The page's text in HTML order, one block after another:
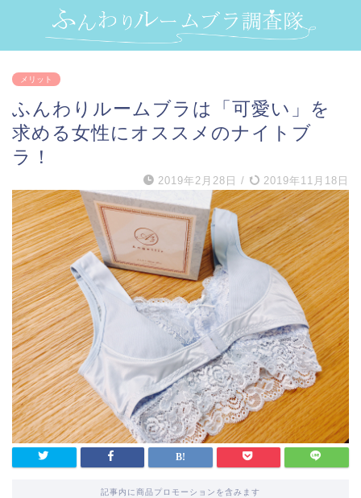
メリット
ふんわりルームブラは「可愛い」を
求める女性にオススメのナイトブ
ラ！
2019年2月28日 / 2019年11月18日
記事内に商品プロモーションを含みます